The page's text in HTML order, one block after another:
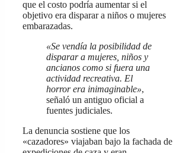
que el costo podría aumentar si el
objetivo era disparar a niños o mujeres
embarazadas.
«Se vendía la posibilidad de
disparar a mujeres, niños y
ancianos como si fuera una
actividad recreativa. El
horror era inimaginable»,
señaló un antiguo oficial a
fuentes judiciales.
La denuncia sostiene que los
«cazadores» viajaban bajo la fachada de